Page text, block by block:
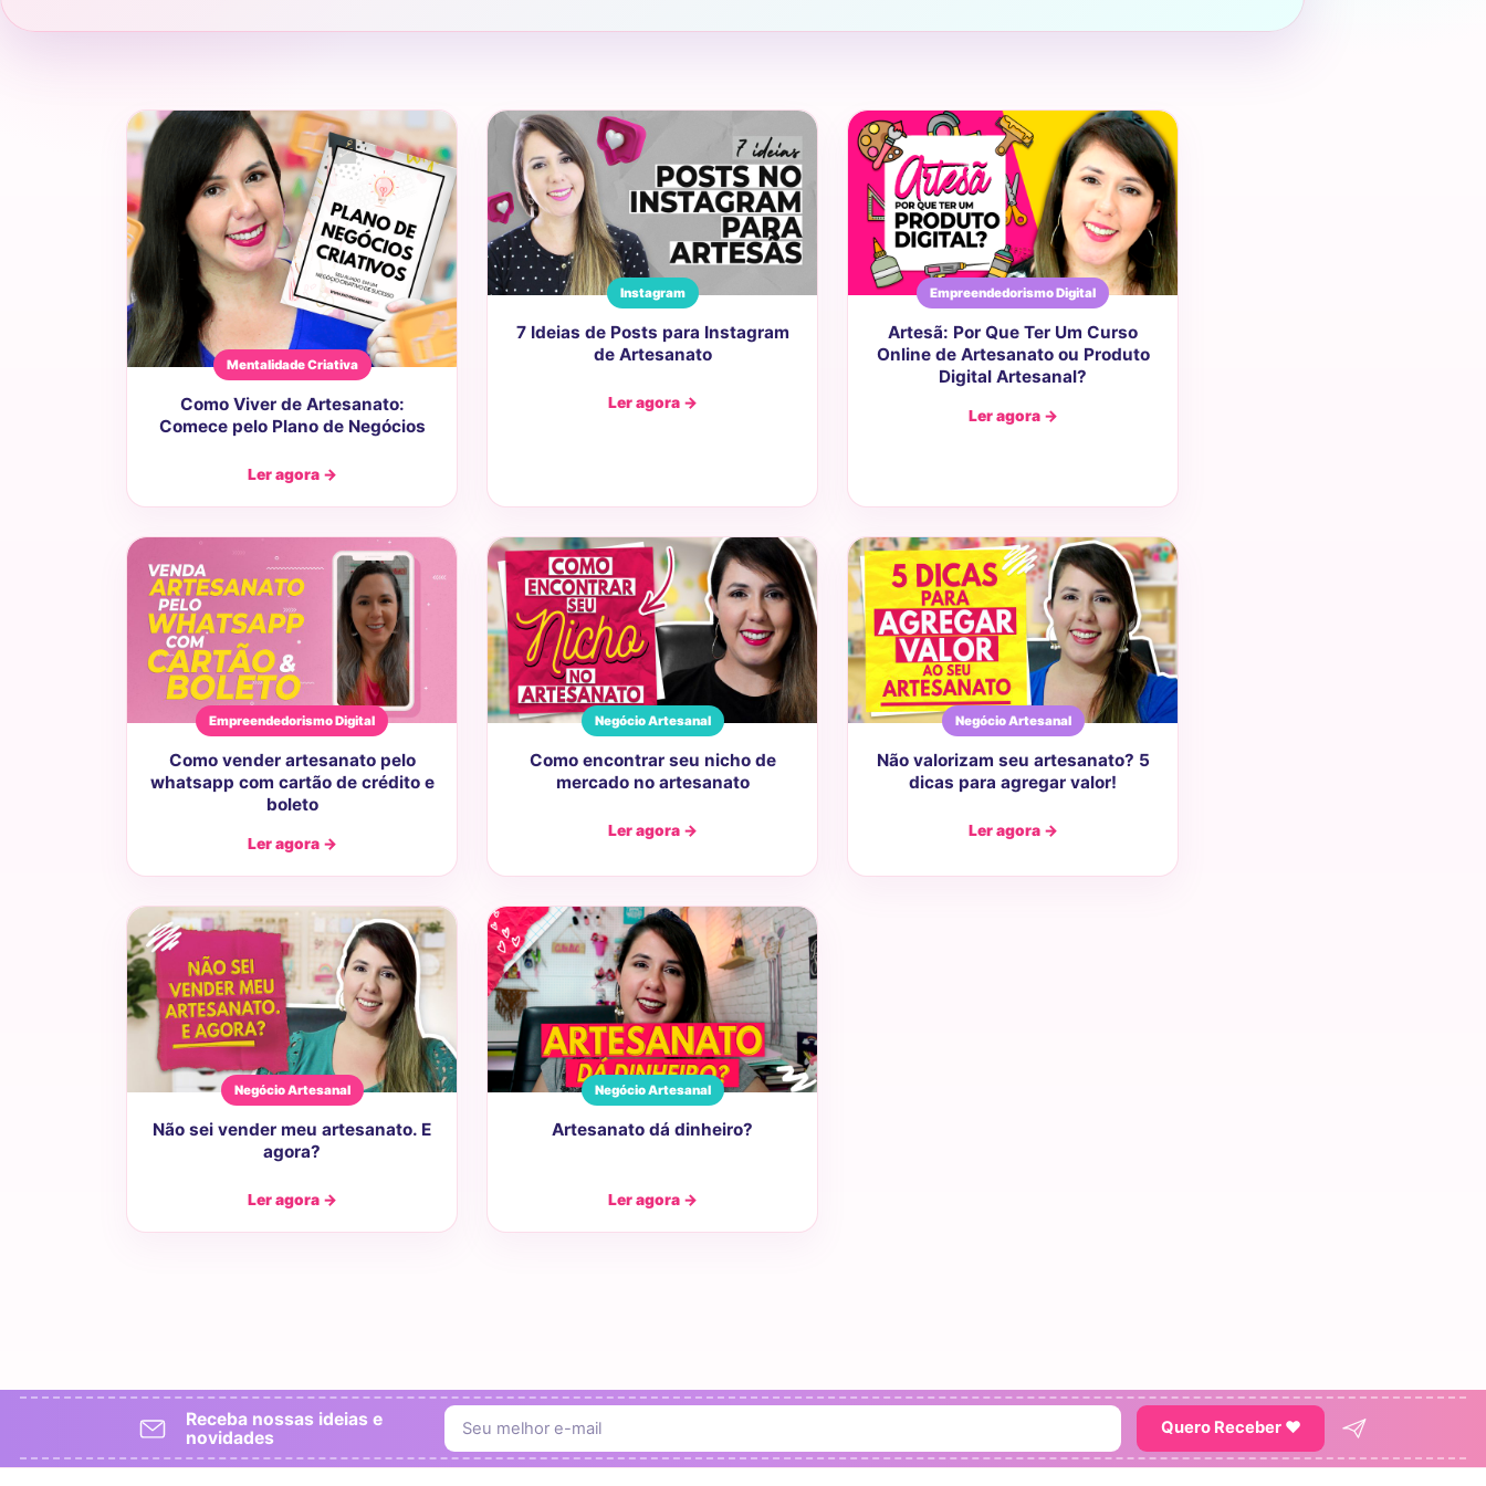
Mentalidade Criativa
Como Viver de Artesanato:
Comece pelo Plano de Negócios
Ler agora →
Instagram
7 Ideias de Posts para Instagram
de Artesanato
Ler agora →
Empreendedorismo Digital
Artesã: Por Que Ter Um Curso
Online de Artesanato ou Produto
Digital Artesanal?
Ler agora →
Empreendedorismo Digital
Como vender artesanato pelo
whatsapp com cartão de crédito e
boleto
Ler agora →
Negócio Artesanal
Como encontrar seu nicho de
mercado no artesanato
Ler agora →
Negócio Artesanal
Não valorizam seu artesanato? 5
dicas para agregar valor!
Ler agora →
Negócio Artesanal
Não sei vender meu artesanato. E
agora?
Ler agora →
Negócio Artesanal
Artesanato dá dinheiro?
Ler agora →
Receba nossas ideias e
novidades
Quero Receber ♥